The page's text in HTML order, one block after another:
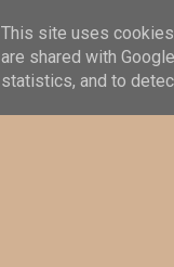
This site uses
are shared with
statistics, and to